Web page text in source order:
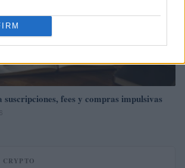
fees y compras impulsivas